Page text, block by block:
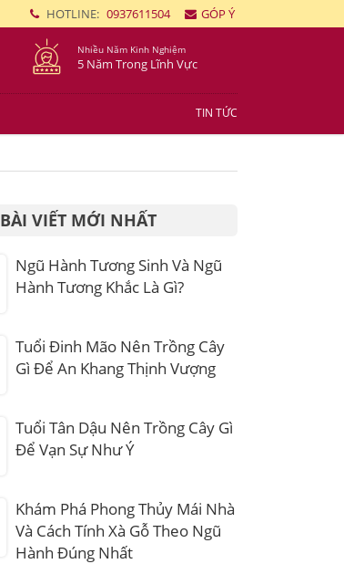
HOTLINE: 0937611504 GÓP Ý
Nhiều Năm Kinh Nghiệm
5 Năm Trong Lĩnh Vực
TIN TỨC
BÀI VIẾT MỚI NHẤT
Ngũ Hành Tương Sinh Và Ngũ
Hành Tương Khắc Là Gì?
Tuổi Đinh Mão Nên Trồng Cây
Gì Để An Khang Thịnh Vượng
Tuổi Tân Dậu Nên Trồng Cây Gì
Để Vạn Sự Như Ý
Khám Phá Phong Thủy Mái Nhà
Và Cách Tính Xà Gỗ Theo Ngũ
Hành Đúng Nhất